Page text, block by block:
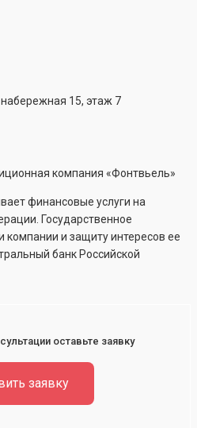
15, этаж 7
компания «Фонтвьель»
финансовые услуги на
Государственное
компании и защиту интересов ее
банк Российской
оставьте заявку
заявку